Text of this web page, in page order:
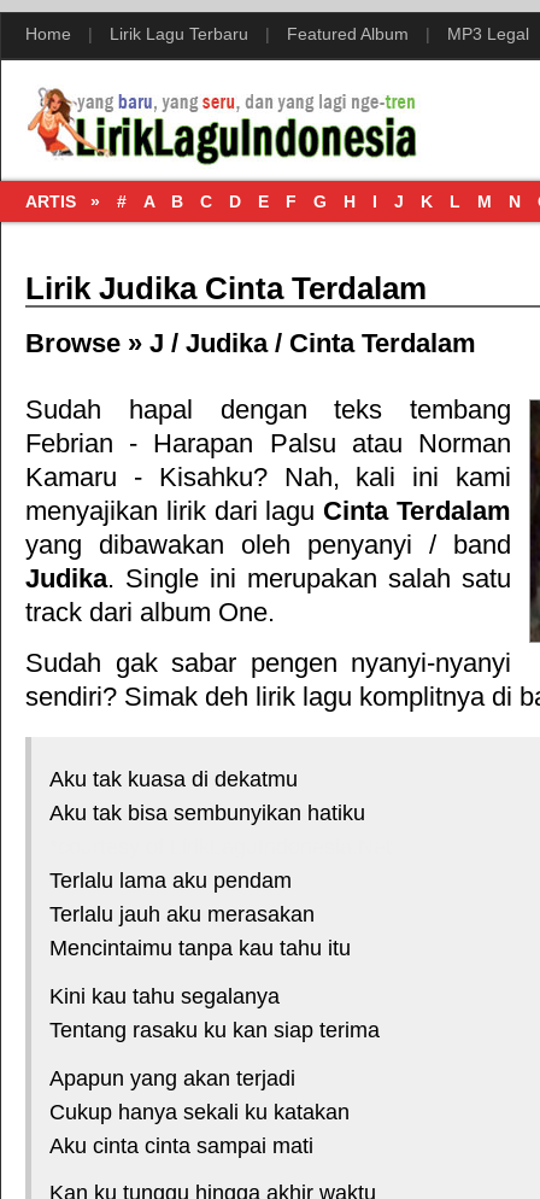
Home | Lirik Lagu Terbaru | Featured Album | MP3 Legal
ARTIS » # A B C D E F G H I J K L M N
Lirik Judika Cinta Terdalam
Browse » J / Judika/ Cinta Terdalam
Sudah hapal dengan teks tembang
Febrian - Harapan Palsu atau Norman
Kamaru - Kisahku? Nah, kali ini kami
menyajikan lirik dari lagu Cinta Terdalam
yang dibawakan oleh penyanyi / band
Judika. Single ini merupakan salah satu
track dari album One.
Sudah gak sabar pengen nyanyi-nyanyi
sendiri? Simak deh lirik lagu komplitnya di
Aku tak kuasa di dekatmu
Aku tak bisa sembunyikan hatiku
Terlalu lama aku pendam
Terlalu jauh aku merasakan
Mencintaimu tanpa kau tahu itu
Kini kau tahu segalanya
Tentang rasaku ku kan siap terima
Apapun yang akan terjadi
Cukup hanya sekali ku katakan
Aku cinta cinta sampai mati
Kan ku tunggu hingga akhir waktu